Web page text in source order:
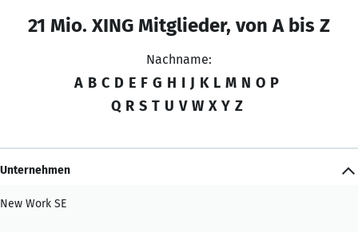
21 Mio. XING Mitglieder, von A bis Z
Nachname:
A B C D E F G H I J K L M N O P
Q R S T U V W X Y Z
Unternehmen
New Work SE